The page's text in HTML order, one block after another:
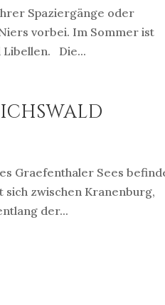
Spaziergänge oder
vorbei. Im Sommer ist
Libellen. Die...
Graefenthaler Sees
zwischen Kranenburg,
der...